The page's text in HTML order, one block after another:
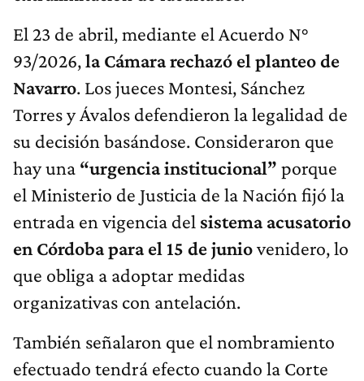
El 23 de abril, mediante el Acuerdo N°
93/2026,la Cámara rechazó el planteo de
Navarro. Los jueces Montesi, Sánchez
Torres y Ávalos defendieron la legalidad de
su decisión basándose. Consideraron que
hay una “urgencia institucional” porque
el Ministerio de Justicia de la Nación fijó la
entrada en vigencia del sistema acusatorio
en Córdoba para el 15 de juniovenidero, lo
que obliga a adoptar medidas
organizativas con antelación.
También señalaron que el nombramiento
efectuado tendrá efecto cuando la Corte